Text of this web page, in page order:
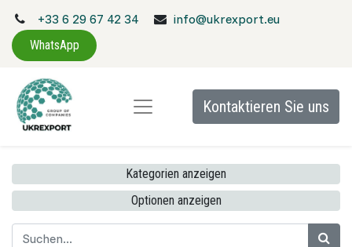
+33 6 29 67 42 34 info@ukrexport.eu
WhatsApp
Kontaktieren Sie uns
Kategorien anzeigen
Optionen anzeigen